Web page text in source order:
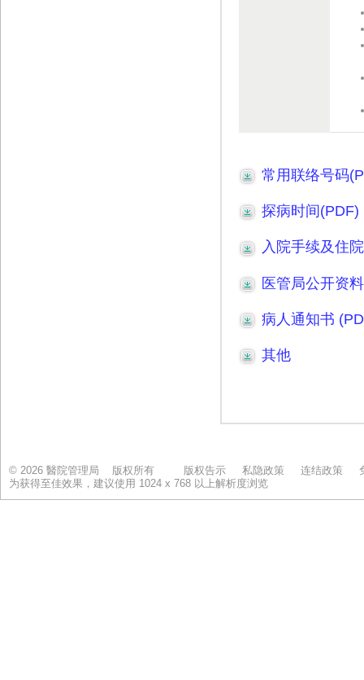
© 2026 醫院管理局 版权所有 版权告示 私隐政策 连结政策
为获得至佳效果，建议使用 1024 x 768 以上解析度浏览